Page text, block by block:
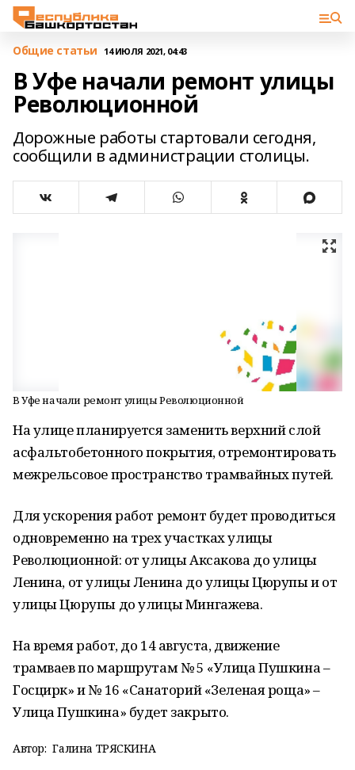
Общие статьи 14 ИЮЛЯ 2021, 04:43
В Уфе начали ремонт улицы
Революционной
Дорожные работы стартовали сегодня,
сообщили в администрации столицы.
В Уфе начали ремонт улицы Революционной
На улице планируется заменить верхний слой
асфальтобетонного покрытия, отремонтировать
межрельсовое пространство трамвайных путей.
Для ускорения работ ремонт будет проводиться
одновременно на трех участках улицы
Революционной: от улицы Аксакова до улицы
Ленина, от улицы Ленина до улицы Цюрупы и от
улицы Цюрупы до улицы Мингажева.
На время работ, до 14 августа, движение
трамваев по маршрутам № 5 «Улица Пушкина –
Госцирк» и № 16 «Санаторий «Зеленая роща» –
Улица Пушкина» будет закрыто.
Автор: Галина ТРЯСКИНА